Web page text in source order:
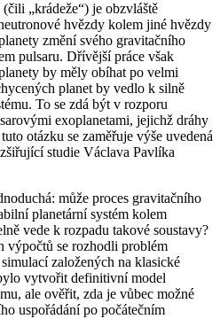
„krádeže“) je obzvláště
hvězdy kolem jiné hvězdy
změní svého gravitačního
pulsaru. Dřívější práce však
by měly obíhat po velmi
planet by vedlo k silně
To se zdá být v rozporu
exoplanetami, jejichž dráhy
otázku se zaměřuje výše uvedená
studie Václava Pavlíka
může proces gravitačního
planetární systém kolem
vede k rozpadu takové soustavy?
výpočtů se rozhodli problém
založených na klasické
vytvořit definitivní model
ale ověřit, zda je vůbec možné
uspořádání po počátečním